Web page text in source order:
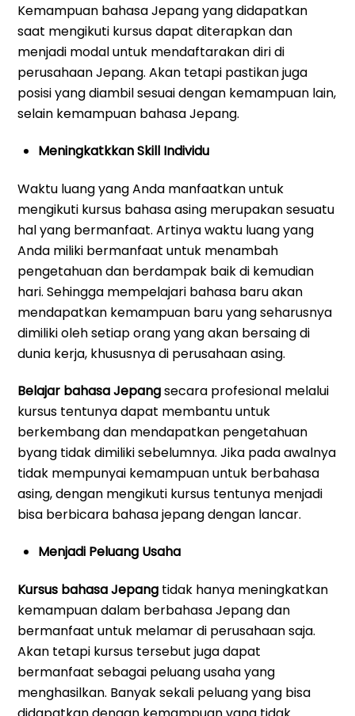
Kemampuan bahasa Jepang yang didapatkan
saat mengikuti kursus dapat diterapkan dan
menjadi modal untuk mendaftarakan diri di
perusahaan Jepang. Akan tetapi pastikan juga
posisi yang diambil sesuai dengan kemampuan lain,
selain kemampuan bahasa Jepang.
Meningkatkkan Skill Individu
Waktu luang yang Anda manfaatkan untuk
mengikuti kursus bahasa asing merupakan sesuatu
hal yang bermanfaat. Artinya waktu luang yang
Anda miliki bermanfaat untuk menambah
pengetahuan dan berdampak baik di kemudian
hari. Sehingga mempelajari bahasa baru akan
mendapatkan kemampuan baru yang seharusnya
dimiliki oleh setiap orang yang akan bersaing di
dunia kerja, khususnya di perusahaan asing.
Belajar bahasa Jepangsecara profesional melalui
kursus tentunya dapat membantu untuk
berkembang dan mendapatkan pengetahuan
byang tidak dimiliki sebelumnya. Jika pada awalnya
tidak mempunyai kemampuan untuk berbahasa
asing, dengan mengikuti kursus tentunya menjadi
bisa berbicara bahasa jepang dengan lancar.
Menjadi Peluang Usaha
Kursus bahasa Jepang tidak hanya meningkatkan
kemampuan dalam berbahasa Jepang dan
bermanfaat untuk melamar di perusahaan saja.
Akan tetapi kursus tersebut juga dapat
bermanfaat sebagai peluang usaha yang
menghasilkan. Banyak sekali peluang yang bisa